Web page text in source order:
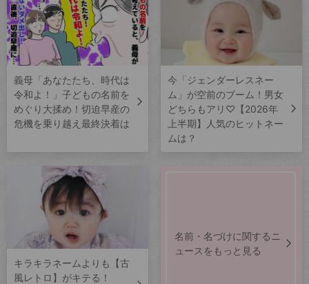
義母「あなたたち、時代は
令和よ！」子どもの名前を
めぐり大揉め！切迫早産の
危機を乗り越え最終決着は
今「ジェンダーレスネー
ム」が空前のブーム！男女
どちらもアリ♡【2026年
上半期】人気のヒットネー
ムは？
キラキラネームよりも【古
風レトロ】がキテる！
名前・名づけに関するニ
ュースをもっと見る